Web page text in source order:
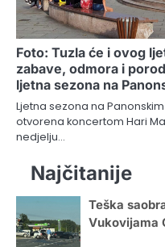
Foto: Tuzla će i ovog
zabave, odmora i
ljetna sezona na
Ljetna sezona na
otvorena koncertom Hari
nedjelju…
Najčitanije
Teška
Vukovijama